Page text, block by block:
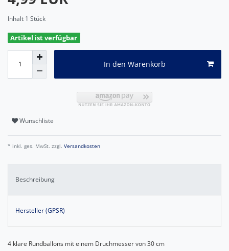
Inhalt 1 Stück
Artikel ist verfügbar
In den Warenkorb
Wunschliste
* inkl. ges. MwSt. zzgl. Versandkosten
Beschreibung
Hersteller (GPSR)
4 klare Rundballons mit einem Druchmesser von 30 cm